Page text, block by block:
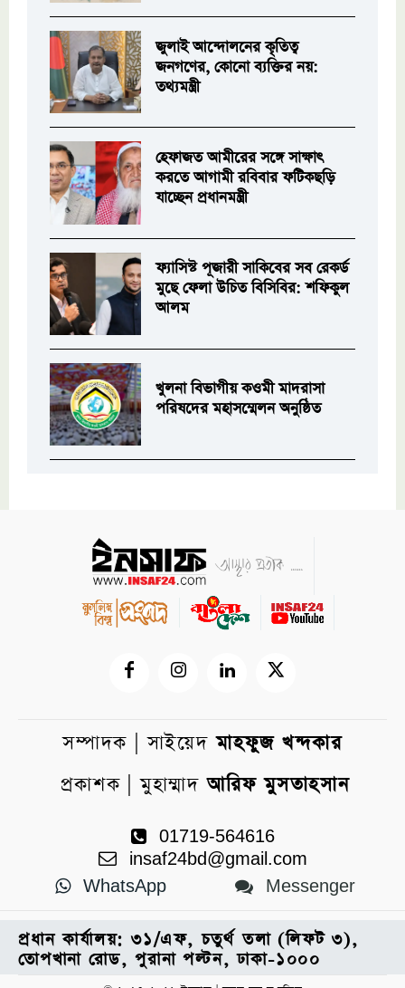
জুলাই আন্দোলনের কৃতিত্ব
জনগণের, কোনো ব্যক্তির নয়:
তথ্যমন্ত্রী
হেফাজত আমীরের সঙ্গে সাক্ষাৎ
করতে আগামী রবিবার ফটিকছড়ি
যাচ্ছেন প্রধানমন্ত্রী
ফ্যাসিস্ট পূজারী সাকিবের সব রেকর্ড
মুছে ফেলা উচিত বিসিবির: শফিকুল
আলম
খুলনা বিভাগীয় কওমী মাদরাসা
পরিষদের মহাসম্মেলন অনুষ্ঠিত
সম্পাদক | সাইয়েদমাহফুজ খন্দকার
প্রকাশক | মুহাম্মাদআরিফ মুসতাহসান
01719-564616
insaf24bd@gmail.com
WhatsApp
Messenger
প্রধান কার্যালয়: ৩১/এফ, চতুর্থ তলা (লিফট ৩),
তোপখানা রোড, পুরানা পল্টন, ঢাকা-১০০০